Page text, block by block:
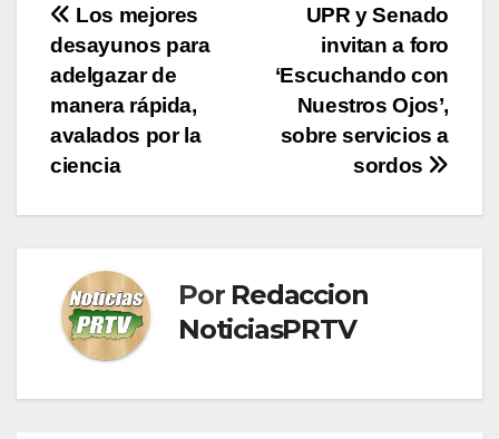
Navegación
de
entradas
UPR y Senado
invitan a foro
‘Escuchando con
Nuestros Ojos’,
sobre servicios a
sordos
Los mejores
desayunos para
adelgazar de
manera rápida,
avalados por la
ciencia
Por Redaccion
NoticiasPRTV